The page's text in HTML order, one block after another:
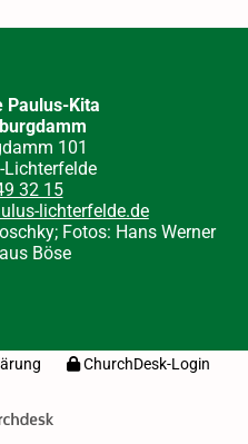
Paulus-Kita
101
Lichterfelde
32 15
lichterfelde.de
Fotos: Hans Werner
Böse
ChurchDesk-Login